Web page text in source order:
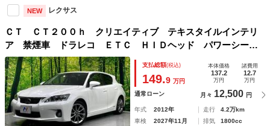
NEW レクサス
ＣＴ ＣＴ２００ｈ クリエイティブ テキスタイルインテリ
ア 禁煙車 ドラレコ ＥＴＣ ＨＩＤヘッド パワーシー
ト 黒革シート クルーズコントロール シートヒーター コ
ーナーセンサー ヘッドライトウォッシャー 電動格納ミラ
ー オートライト／エアコン
支払総額(税込)
149.9 万円
本体価格
137.2
万円
諸費用
12.7
万円
通常ローン 月々 12,500 円
年式 2012年 走行
4.2万km
車検
2027年11月 排気
1800cc